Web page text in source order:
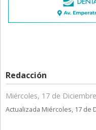
Redacción
Miércoles, 17 de
Actualizada Miércoles, 17 de